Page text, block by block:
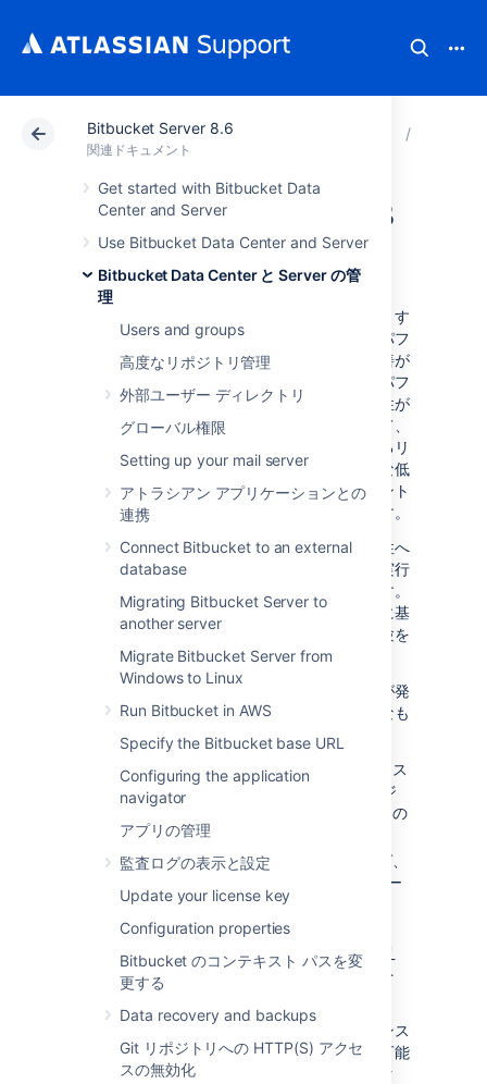
Bitbucket Server 8.6
関連ドキュメント
Get started with Bitbucket Data
Center and Server
Use Bitbucket Data Center and Server
Bitbucket Data Center と Server の管
理
Users and groups
高度なリポジトリ管理
外部ユーザー ディレクトリ
グローバル権限
Setting up your mail server
アトラシアン アプリケーションとの
連携
Connect Bitbucket to an external
database
Migrating Bitbucket Server to
another server
Migrate Bitbucket Server from
Windows to Linux
Run Bitbucket in AWS
Specify the Bitbucket base URL
Configuring the application
navigator
アプリの管理
監査ログの表示と設定
Update your license key
Configuration properties
Bitbucket のコンテキスト パスを変
更する
Data recovery and backups
Git リポジトリへの HTTP(S) アクセ
スの無効化
アトラシアン サポート
Bitbucket guardrails
背景
アトラシアンは、大手顧客のニーズをサポートす
ることを約束しています。これには、製品のパフ
ォーマンスとスケーラビリティの継続的な改善が
含まれます。インスタンス内のデータ量は、パフ
ォーマンスと安定性の問題の要因になる可能性が
あります。インスタンスが大きくなるにつれて、
時間の経過とともにパフォーマンスが低下するリ
スクも増えます。多くの場合、これは段階的な低
下であり、チームに重大な影響を与えるポイント
に到達するまで気づかれない可能性があります。
次の表では観察されたパフォーマンスと安定性へ
の影響を説明して、リスクを軽減するために実行
できるいくつかのアクションを提案しています。
ガードレールは一部の大手顧客の実際の経験に基
づいていますが、必ずしもすべての組織の経験を
代表するものではありません。
パフォーマンスと安定性に関する重大な問題が発
生するリスクを軽減する方法には、次のようなも
のがあります。
アプリの変更。たとえば、パフォーマンス
を向上させるために新しいアプリ バージ
ョンにアップグレード、またはユーザーの
管理方法を変更します。
インフラストラクチャの変更。たとえば、
メモリや CPU を増設、またはクラスター
やミラーを実行します。
フットプリントを削減するためのデータ
クリーンアップ アクティビティ。たとえ
ば、アーカイブ、またはモノリス サイト
を分割します。
これらはハード制限ではなく、一部の製品インス
タンスは既にこれらのしきい値を超えている可能
性があることにご注意ください。異なるデータ